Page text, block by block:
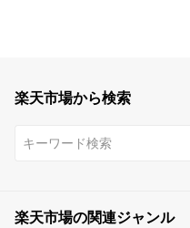
楽天市場から検索
楽天市場の関連ジャンル